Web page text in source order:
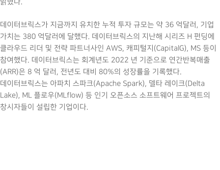
밝혔다.
데이터브릭스가 지금까지 유치한 누적 투자 규모는 약 36 억달러, 기업
가치는 380 억달러에 달했다. 데이터브릭스의 지난해 시리즈 H 펀딩에
클라우드 리더 및 전략 파트너사인 AWS, 캐피털지(CapitalG), MS 등이
참여했다. 데이터브릭스는 회계년도 2022 년 기준으로 연간반복매출
(ARR)은 8 억 달러, 전년도 대비 80%의 성장률을 기록했다.
데이터브릭스는 아파치 스파크(Apache Spark), 델타 레이크(Delta
Lake), ML 플로우(MLflow) 등 인기 오픈소스 소프트웨어 프로젝트의
창시자들이 설립한 기업이다.